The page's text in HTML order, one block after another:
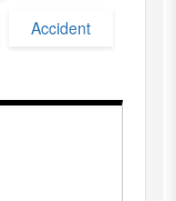
Accident